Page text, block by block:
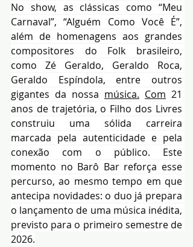
No show, as clássicas como “Meu
Carnaval”, “Alguém Como Você É”,
além de homenagens aos grandes
compositores do Folk brasileiro,
como Zé Geraldo, Geraldo Roca,
Geraldo Espíndola, entre outros
gigantes da nossa música. Com 21
anos de trajetória, o Filho dos Livres
construiu uma sólida carreira
marcada pela autenticidade e pela
conexão com o público. Este
momento no Barô Bar reforça esse
percurso, ao mesmo tempo em que
antecipa novidades: o duo já prepara
o lançamento de uma música inédita,
previsto para o primeiro semestre de
2026.